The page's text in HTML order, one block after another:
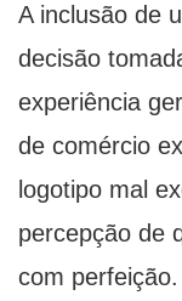
A inclusão de
decisão
experiência
de comércio
logotipo mal
percepção de
com perfeição.